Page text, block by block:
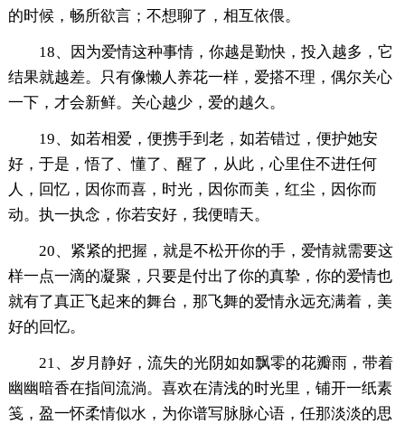
的时候，畅所欲言；不想聊了，相互依偎。
18、因为爱情这种事情，你越是勤快，投入越多，它
结果就越差。只有像懒人养花一样，爱搭不理，偶尔关心
一下，才会新鲜。关心越少，爱的越久。
19、如若相爱，便携手到老，如若错过，便护她安
好，于是，悟了、懂了、醒了，从此，心里住不进任何
人，回忆，因你而喜，时光，因你而美，红尘，因你而
动。执一执念，你若安好，我便晴天。
20、紧紧的把握，就是不松开你的手，爱情就需要这
样一点一滴的凝聚，只要是付出了你的真挚，你的爱情也
就有了真正飞起来的舞台，那飞舞的爱情永远充满着，美
好的回忆。
21、岁月静好，流失的光阴如如飘零的花瓣雨，带着
幽幽暗香在指间流淌。喜欢在清浅的时光里，铺开一纸素
笺，盈一怀柔情似水，为你谱写脉脉心语，任那淡淡的思